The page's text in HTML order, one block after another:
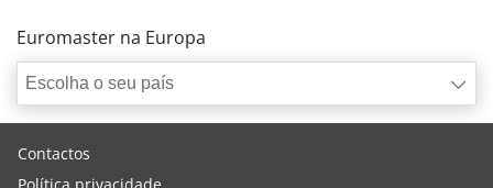
Euromaster na Europa
Escolha o seu país
Contactos